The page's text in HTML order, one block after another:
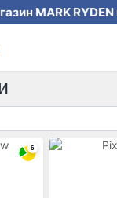
магазин